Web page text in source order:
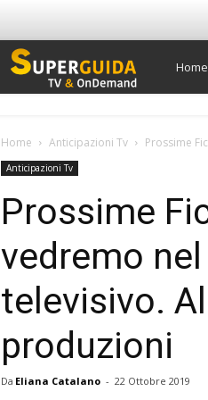
Super
Home
Home Anticipazioni Tv Prossime
Anticipazioni Tv
Prossime
vedremo
televisivo.
produzioni
Da Eliana Catalano - 22 Ottobre 2019